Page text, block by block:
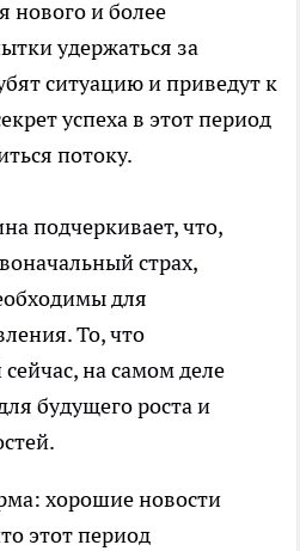
нового и более
удержаться за
ситуацию и приведут к
успеха в этот период
потоку.
подчеркивает, что,
страх,
для
То, что
на самом деле
будущего роста и
хорошие новости
этот период